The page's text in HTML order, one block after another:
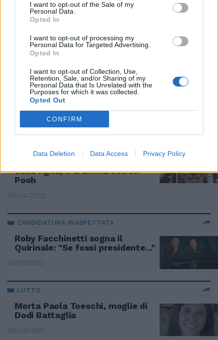
I want to opt-out of the Sale of my
Personal Data.
Opted In
I want to opt-out of processing my
Personal Data for Targeted Advertising.
Opted In
I want to opt-out of Collection, Use,
Retention, Sale, and/or Sharing of my
Personal Data that Is Unrelated with the
Purposes for which it was collected.
Opted Out
CONFIRM
Data Deletion Data Access Privacy Policy
rivelazione di Dodi Battaglia
lascia tutti senza parole
"La sorpresa durante il mio
concerto". La dedica di Dodi
Battaglia a Stefano D'Orazio
07/11/2022
L'ARTISTA
"Ha bisogno di me, non posso
sulla figlia, il dramma dell'ex
Pooh
30/04/2022
CANDIDATURA INASPETTATA
Roby Facchinetti sogna il
Quirinale: "Se fossi presidente..."
04/01/2022
LUTTO
Morta Paola Toeschi, moglie di
Dodi Battaglia
06/09/2021